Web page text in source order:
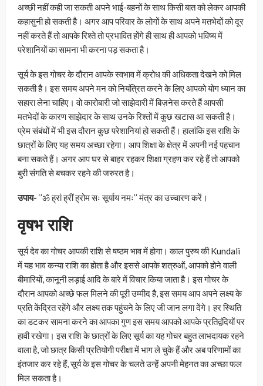
अच्छी नहीं कही जा सकती अपने भाई-बहनों के साथ किसी बात को लेकर आपकी
कहासुनी हो सकती है। अगर आप परिवार के लोगों के साथ अपने मतभेदों को दूर
नहीं करते हैं तो आपके रिश्ते तो प्रभावित होंगे ही साथ ही आपको भविष्य में
परेशानियों का सामना भी करना पड़ सकता है।
सूर्य के इस गोचर के दौरान आपके स्वभाव में क्रोध की अधिकता देखने को मिल
सकती है। इस समय अपने मन को नियंत्रित करने के लिए आपको योग ध्यान का
सहारा लेना चाहिए। वो कारोबारी जो साझेदारी में बिज़नेस करते हैं आपसी
मतभेदों के कारण साझेदार के साथ उनके रिश्तों में कुछ खटास आ सकती है।
प्रेम संबंधों में भी इस दौरान कुछ परेशानियां हो सकती हैं। हालांकि इस राशि के
छात्रों के लिए यह समय अच्छा रहेगा। आप शिक्षा के क्षेत्र में अपनी नई पहचान
बना सकते हैं। अगर आप घर से बाहर रहकर शिक्षा ग्रहण कर रहे हैं तो आपको
बुरी संगति से बचकर रहने की जरुरत है।
उपाय- ‘’ॐ ह्रां ह्रीं ह्रोम सः सूर्याय नमः’’ मंत्र का उच्चारण करें।
वृषभ राशि
सूर्य देव का गोचर आपकी राशि से षष्ठम भाव में होगा। काल पुरुष की Kundali
में यह भाव कन्या राशि का होता है और इससे आपके शत्रुओं, आपको होने वाली
बीमारियों, कानूनी लड़ाई आदि के बारे में विचार किया जाता है। इस गोचर के
दौरान आपको अच्छे फल मिलने की पूरी उम्मीद है, इस समय आप अपने लक्ष्य के
प्रति केंद्रित रहेंगे और लक्ष्य तक पहुंचने के लिए जी जान लगा देंगे। हर स्थिति
का डटकर सामना करने का आपका गुण इस समय आपको आपके प्रतिद्वंदियों पर
हावी रखेगा। इस राशि के छात्रों के लिए सूर्य का यह गोचर बहुत लाभदायक रहने
वाला है, जो छात्र किसी प्रतियोगी परीक्षा में भाग ले चुके हैं और अब परिणामों का
इंतजार कर रहे हैं, सूर्य के इस गोचर के चलते उन्हें अपनी मेहनत का अच्छा फल
मिल सकता है।